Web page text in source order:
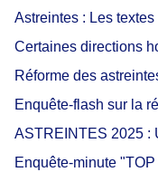
Astreintes : Les
Certaines directions
Réforme des
Enquête-flash sur la
ASTREINTES 2025
Enquête-minute